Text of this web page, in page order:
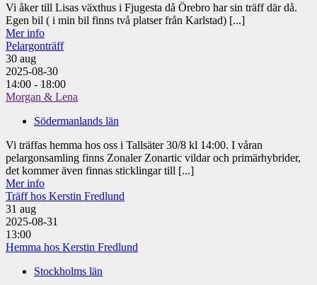
Vi åker till Lisas växthus i Fjugesta då Örebro har sin träff där då.
Egen bil ( i min bil finns två platser från Karlstad) [...]
Mer info
Pelargonträff
30 aug
2025-08-30
14:00 - 18:00
Morgan & Lena
Södermanlands län
Vi träffas hemma hos oss i Tallsäter 30/8 kl 14:00. I våran
pelargonsamling finns Zonaler Zonartic vildar och primärhybrider,
det kommer även finnas sticklingar till [...]
Mer info
Träff hos Kerstin Fredlund
31 aug
2025-08-31
13:00
Hemma hos Kerstin Fredlund
Stockholms län